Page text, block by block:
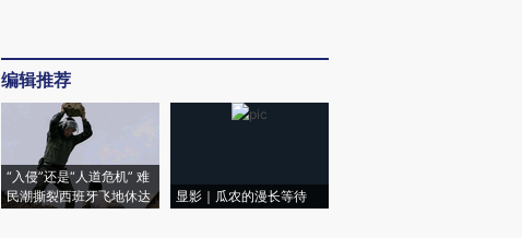
编辑推荐
“入侵”还是“人道危机” 难
民潮撕裂西班牙飞地休达
显影｜瓜农的漫长等待